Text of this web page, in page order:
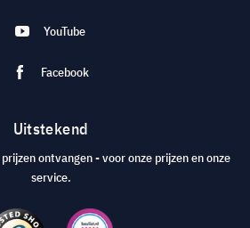
YouTube
Facebook
Uitstekend
ontvangen - voor onze prijzen en onze
service.